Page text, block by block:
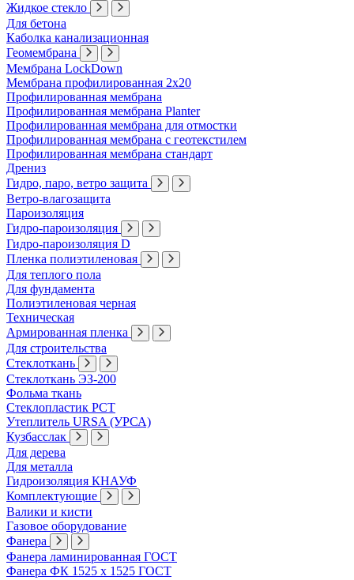
Жидкое стекло
Для бетона
Каболка канализационная
Геомембрана
Мембрана LockDown
Мембрана профилированная 2х20
Профилированная мембрана
Профилированная мембрана Planter
Профилированная мембрана для отмостки
Профилированная мембрана с геотекстилем
Профилированная мембрана стандарт
Дрениз
Гидро, паро, ветро защита
Ветро-влагозащита
Пароизоляция
Гидро-пароизоляция
Гидро-пароизоляция D
Пленка полиэтиленовая
Для теплого пола
Для фундамента
Полиэтиленовая черная
Техническая
Армированная пленка
Для строительства
Стеклоткань
Стеклоткань ЭЗ-200
Фольма ткань
Стеклопластик РСТ
Утеплитель URSA (УРСА)
Кузбасслак
Для дерева
Для металла
Гидроизоляция КНАУФ
Комплектующие
Валики и кисти
Газовое оборудование
Фанера
Фанера ламинированная ГОСТ
Фанера ФК 1525 х 1525 ГОСТ